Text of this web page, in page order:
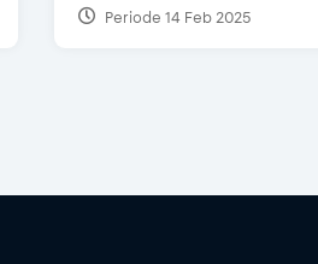
Periode 14 Feb 2025